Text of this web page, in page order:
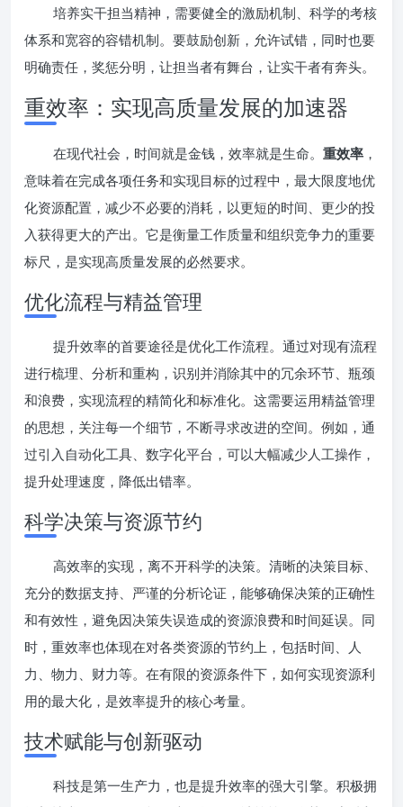
培养实干担当精神，需要健全的激励机制、科学的考核
体系和宽容的容错机制。要鼓励创新，允许试错，同时也要
明确责任，奖惩分明，让担当者有舞台，让实干者有奔头。
重效率：实现高质量发展的加速器
在现代社会，时间就是金钱，效率就是生命。 重效率 ，
意味着在完成各项任务和实现目标的过程中，最大限度地优
化资源配置，减少不必要的消耗，以更短的时间、更少的投
入获得更大的产出。它是衡量工作质量和组织竞争力的重要
标尺，是实现高质量发展的必然要求。
优化流程与精益管理
提升效率的首要途径是优化工作流程。通过对现有流程
进行梳理、分析和重构，识别并消除其中的冗余环节、瓶颈
和浪费，实现流程的精简化和标准化。这需要运用精益管理
的思想，关注每一个细节，不断寻求改进的空间。例如，通
过引入自动化工具、数字化平台，可以大幅减少人工操作，
提升处理速度，降低出错率。
科学决策与资源节约
高效率的实现，离不开科学的决策。清晰的决策目标、
充分的数据支持、严谨的分析论证，能够确保决策的正确性
和有效性，避免因决策失误造成的资源浪费和时间延误。同
时，重效率也体现在对各类资源的节约上，包括时间、人
力、物力、财力等。在有限的资源条件下，如何实现资源利
用的最大化，是效率提升的核心考量。
技术赋能与创新驱动
科技是第一生产力，也是提升效率的强大引擎。积极拥